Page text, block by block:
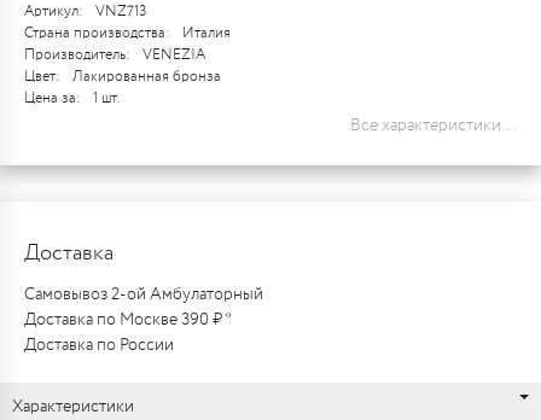
Артикул:
VNZ713
Страна производства:
Италия
Производитель:
VENEZIA
Цвет:
Лакированная бронза
Цена за:
1 шт.
Все характеристики...
Доставка
Самовывоз 2-ой Амбулаторный
Доставка по Москве 390 ₽ *
Доставка по России
Характеристики